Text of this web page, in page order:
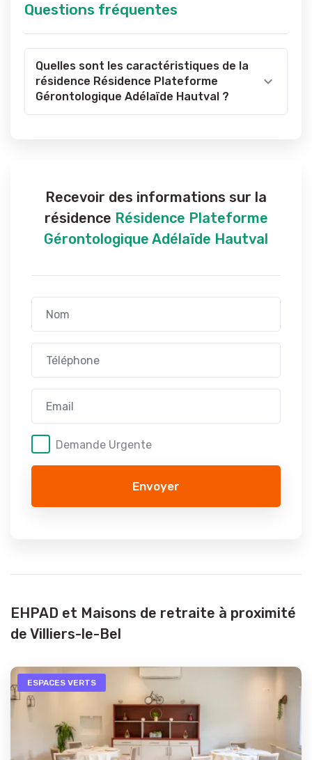
Questions fréquentes
Quelles sont les caractéristiques de la
résidence Résidence Plateforme
Gérontologique Adélaïde Hautval ?
Recevoir des informations sur la
résidence Résidence Plateforme
Gérontologique Adélaïde Hautval
Demande Urgente
Envoyer
EHPAD et Maisons de retraite à proximité
de Villiers-le-Bel
ESPACES VERTS